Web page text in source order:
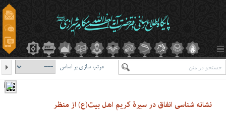
مرتب سازی بر اساس
نشانه شناسی انفاق در سیرۀ کریم اهل بیت(ع) از منظر